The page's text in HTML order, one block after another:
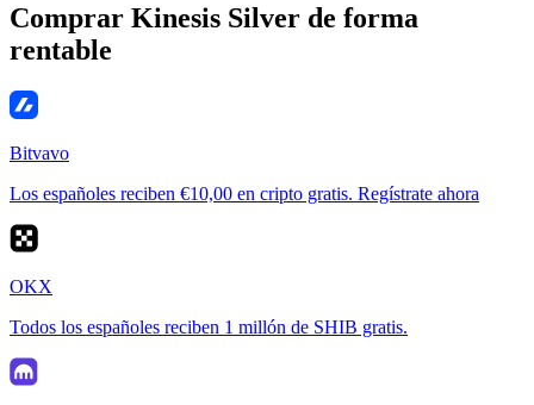
Comprar Kinesis Silver de forma
rentable
Bitvavo
Los españoles reciben €10,00 en cripto gratis. Regístrate ahora
OKX
Todos los españoles reciben 1 millón de SHIB gratis.